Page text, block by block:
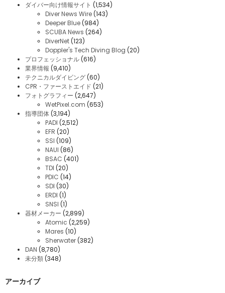
ダイバー向け情報サイト (1,534)
Diver News Wire (143)
Deeper Blue (984)
SCUBA News (264)
DiverNet (123)
Doppler's Tech Diving Blog (20)
プロフェッショナル (616)
業界情報 (9,410)
テクニカルダイビング (60)
CPR・ファーストエイド (21)
フォトグラフィー (2,647)
WetPixel.com (653)
指導団体 (3,194)
PADI (2,512)
EFR (20)
SSI (109)
NAUI (86)
BSAC (401)
TDI (20)
PDIC (14)
SDI (30)
ERDI (1)
SNSI (1)
器材メーカー (2,899)
Atomic (2,259)
Mares (10)
Sherwater (382)
DAN (8,780)
未分類 (348)
アーカイブ